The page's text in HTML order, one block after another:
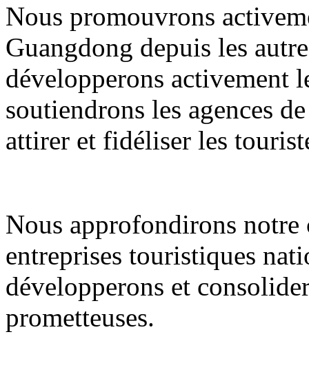
Nous promouvrons
Guangdong depuis les
développerons activement
soutiendrons les agences
attirer et fidéliser les
Nous approfondirons
entreprises touristiques
développerons et
prometteuses.